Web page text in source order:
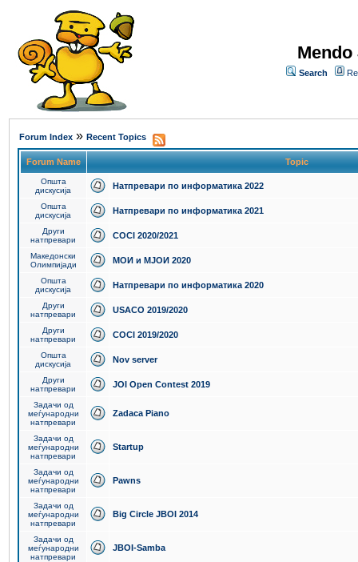
Search
Forum Index » Recent Topics
Forum Name Topic
Општа
дискусија
Натпревари по информатика 2022
Општа
дискусија
Натпревари по информатика 2021
Други
натпревари
COCI 2020/2021
Македонски
Олимпијади
МОИ и МЈОИ 2020
Општа
дискусија
Натпревари по информатика 2020
Други
натпревари
USACO 2019/2020
Други
натпревари
COCI 2019/2020
Општа
дискусија
Nov server
Други
натпревари
JOI Open Contest 2019
Задачи од
меѓународни
натпревари
Zadaca Piano
Задачи од
меѓународни
натпревари
Startup
Задачи од
меѓународни
натпревари
Pawns
Задачи од
меѓународни
натпревари
Big Circle JBOI 2014
Задачи од
меѓународни
натпревари
JBOI-Samba